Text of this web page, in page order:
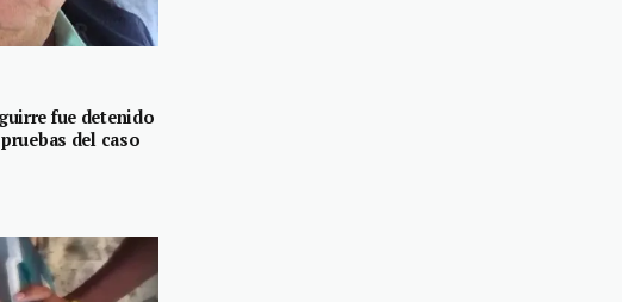
fue detenido
del caso